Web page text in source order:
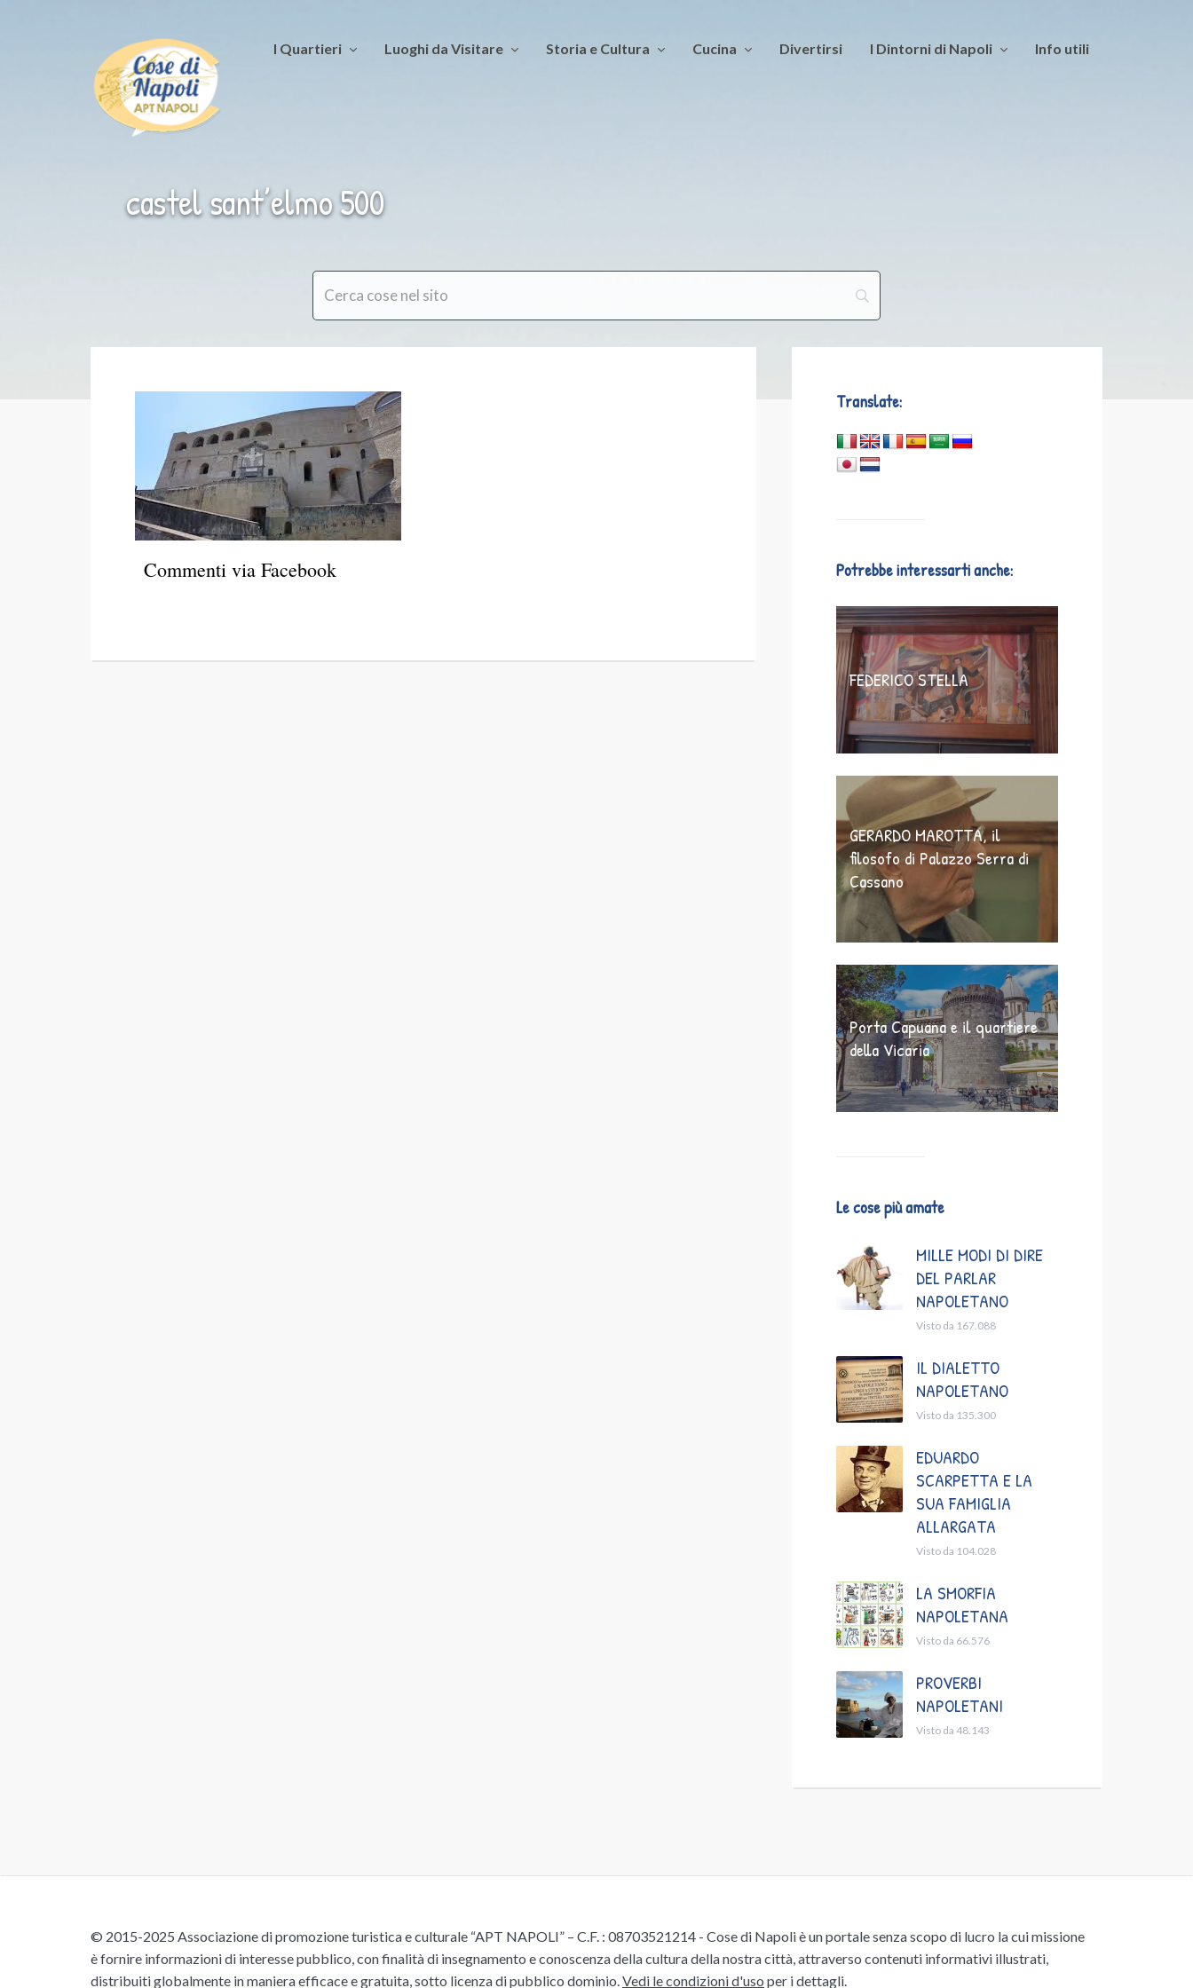
I Quartieri Luoghi da Visitare Storia e Cultura Cucina Divertirsi I Dintorni di Napoli Info utili
castel sant’elmo 500
Commenti via Facebook
Translate:
Potrebbe interessarti anche:
FEDERICO STELLA
GERARDO MAROTTA, il
filosofo di Palazzo Serra di
Cassano
Porta Capuana e il quartiere
della Vicaria
Le cose più amate
MILLE MODI DI DIRE
DEL PARLAR
NAPOLETANO
Visto da 167.088
IL DIALETTO
NAPOLETANO
Visto da 135.300
EDUARDO
SCARPETTA E LA
SUA FAMIGLIA
ALLARGATA
Visto da 104.028
LA SMORFIA
NAPOLETANA
Visto da 66.576
PROVERBI
NAPOLETANI
Visto da 48.143
© 2015-2025 Associazione di promozione turistica e culturale “APT NAPOLI” – C.F. : 08703521214 - Cose di Napoli è un portale senza scopo di lucro la cui missione
è fornire informazioni di interesse pubblico, con finalità di insegnamento e conoscenza della cultura della nostra città, attraverso contenuti informativi illustrati,
distribuiti globalmente in maniera efficace e gratuita, sotto licenza di pubblico dominio.Vedi le condizioni d'uso per i dettagli.